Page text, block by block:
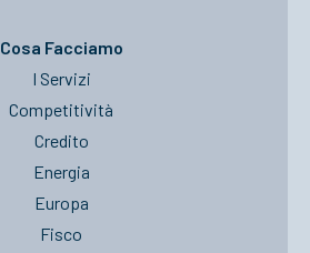
Cosa Facciamo
I Servizi
Competitività
Credito
Energia
Europa
Fisco